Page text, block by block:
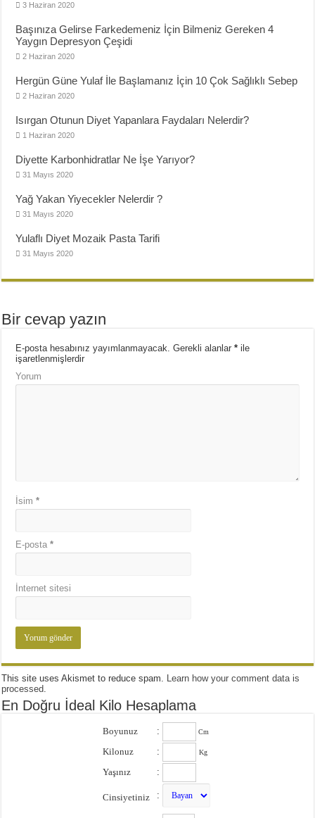
3 Haziran 2020
Başınıza Gelirse Farkedemeniz İçin Bilmeniz Gereken 4
Yaygın Depresyon Çeşidi
2 Haziran 2020
Hergün Güne Yulaf İle Başlamanız İçin 10 Çok Sağlıklı Sebep
2 Haziran 2020
Isırgan Otunun Diyet Yapanlara Faydaları Nelerdir?
1 Haziran 2020
Diyette Karbonhidratlar Ne İşe Yarıyor?
31 Mayıs 2020
Yağ Yakan Yiyecekler Nelerdir ?
31 Mayıs 2020
Yulaflı Diyet Mozaik Pasta Tarifi
31 Mayıs 2020
Bir cevap yazın
E-posta hesabınız yayımlanmayacak. Gerekli alanlar* ile
işaretlenmişlerdir
Yorum
İsim*
E-posta*
İnternet sitesi
This site uses Akismet to reduce spam. Learn how your comment data is
processed.
En Doğru İdeal Kilo Hesaplama
Boyunuz : Cm
Kilonuz : Kg
Yaşınız :
Cinsiyetiniz :